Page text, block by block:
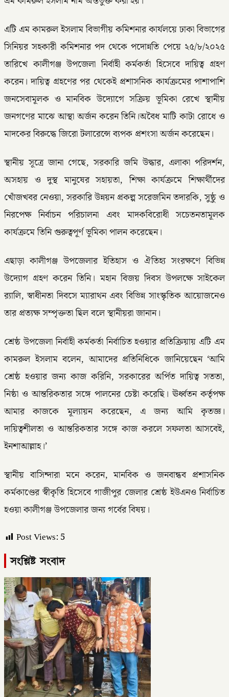
এটি এম কামরুল ইসলাম বিভাগীয় কমিশনার কার্যলয়ে ঢাকা বিভাগের
সিনিয়র সহকারী কমিশনার পদ থেকে পদোন্নতি পেয়ে ২৫/৮/২০২৫
তারিখে কালীগঞ্জ উপজেলা নির্বাহী কর্মকর্তা হিসেবে দায়িত্ব গ্রহণ
করেন। দায়িত্ব গ্রহণের পর থেকেই প্রশাসনিক কার্যক্রমের পাশাপাশি
জনসেবামূলক ও মানবিক উদ্যোগে সক্রিয় ভূমিকা রেখে স্থানীয়
জনগণের মাঝে আস্থা অর্জন করেন তিনি।অবৈধ মাটি কাটা রোধে ও
মাদকের বিরুদ্ধে জিরো টলারেন্সে ব্যপক প্রশংসা অর্জন করেছেন।
স্থানীয় সূত্রে জানা গেছে, সরকারি জমি উদ্ধার, এলাকা পরিদর্শন,
অসহায় ও দুস্থ মানুষের সহায়তা, শিক্ষা কার্যক্রমে শিক্ষার্থীদের
খোঁজখবর নেওয়া, সরকারি উন্নয়ন প্রকল্প সরেজমিন তদারকি, সুষ্ঠু ও
নিরপেক্ষ নির্বাচন পরিচালনা এবং মাদকবিরোধী সচেতনতামূলক
কার্যক্রমে তিনি গুরুত্বপূর্ণ ভূমিকা পালন করেছেন।
এছাড়া কালীগঞ্জ উপজেলার ইতিহাস ও ঐতিহ্য সংরক্ষণে বিভিন্ন
উদ্যোগ গ্রহণ করেন তিনি। মহান বিজয় দিবস উপলক্ষে সাইকেল
র‌্যালি, স্বাধীনতা দিবসে ম্যারাথন এবং বিভিন্ন সাংস্কৃতিক আয়োজনেও
তার প্রত্যক্ষ সম্পৃক্ততা ছিল বলে স্থানীয়রা জানান।
শ্রেষ্ঠ উপজেলা নির্বাহী কর্মকর্তা নির্বাচিত হওয়ার প্রতিক্রিয়ায় এটি এম
কামরুল ইসলাম বলেন, আমাদের প্রতিনিধিকে জানিয়েছেন ‘আমি
শ্রেষ্ঠ হওয়ার জন্য কাজ করিনি, সরকারের অর্পিত দায়িত্ব সততা,
নিষ্ঠা ও আন্তরিকতার সঙ্গে পালনের চেষ্টা করেছি। ঊর্ধ্বতন কর্তৃপক্ষ
আমার কাজকে মূল্যায়ন করেছেন, এ জন্য আমি কৃতজ্ঞ।
দায়িত্বশীলতা ও আন্তরিকতার সঙ্গে কাজ করলে সফলতা আসবেই,
ইনশাআল্লাহ।’
স্থানীয় বাসিন্দারা মনে করেন, মানবিক ও জনবান্ধব প্রশাসনিক
কর্মকাণ্ডের স্বীকৃতি হিসেবে গাজীপুর জেলার শ্রেষ্ঠ ইউএনও নির্বাচিত
হওয়া কালীগঞ্জ উপজেলার জন্য গর্বের বিষয়।
Post Views: 5
সংশ্লিষ্ট সংবাদ